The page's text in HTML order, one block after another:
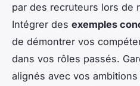
par des recruteurs lors de
Intégrer des exemples
de démontrer vos
dans vos rôles passés.
alignés avec vos